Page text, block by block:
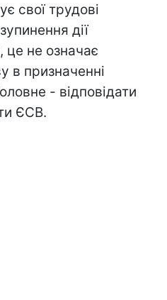
свої трудові
дії
це не означає
в призначенні
- відповідати
ЄСВ.